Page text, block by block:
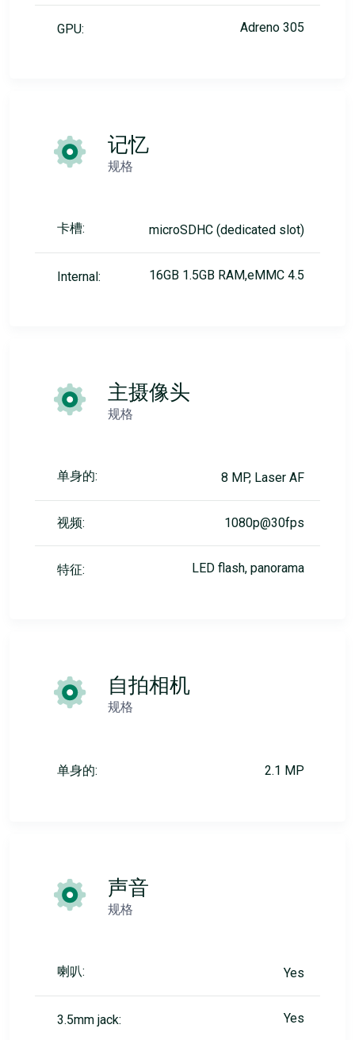
GPU: Adreno 305
记忆
规格
卡槽: microSDHC (dedicated slot)
Internal: 16GB 1.5GB RAM,eMMC 4.5
主摄像头
规格
单身的: 8 MP, Laser AF
视频: 1080p@30fps
特征: LED flash, panorama
自拍相机
规格
单身的: 2.1 MP
声音
规格
喇叭: Yes
3.5mm jack: Yes